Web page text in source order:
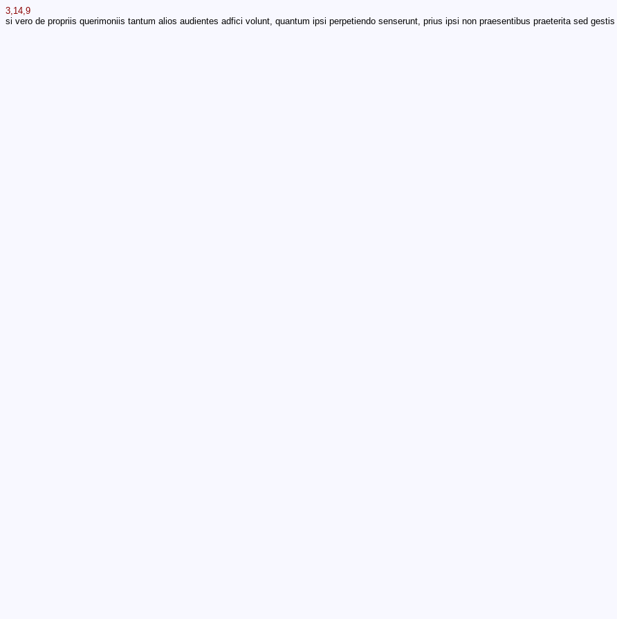
3,14,9
si vero de propriis querimoniis tantum alios audientes adfici volunt, quantum ipsi perpetiendo senserunt, prius ipsi non praesentibus praeterita sed gestis